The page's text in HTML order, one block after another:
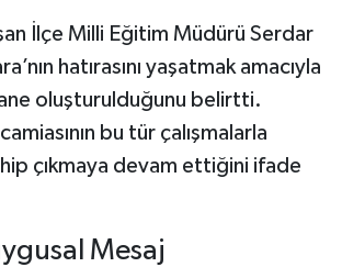
İlçe Milli Eğitim Müdürü Serdar
hatırasını yaşatmak amacıyla
oluşturulduğunu belirtti.
bu tür çalışmalarla
çıkmaya devam ettiğini ifade
Mesaj